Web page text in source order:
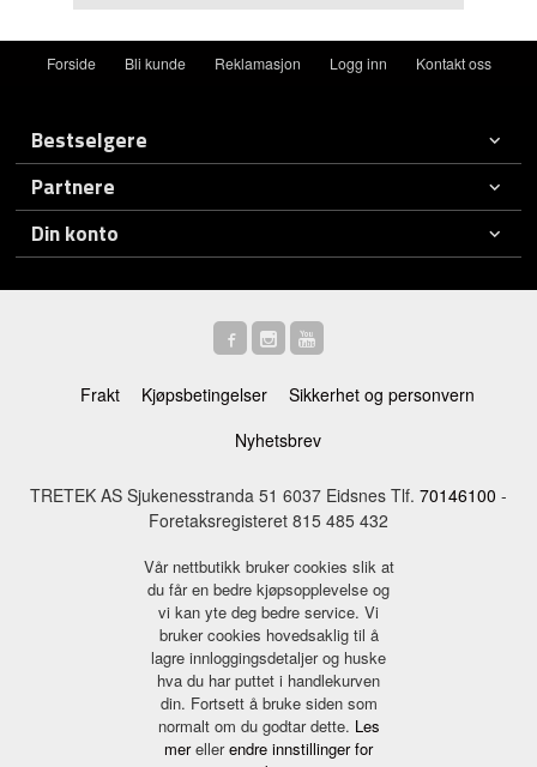
Forside Bli kunde Reklamasjon Logg inn Kontakt oss
Bestselgere
Partnere
Din konto
Frakt Kjøpsbetingelser
Sikkerhet og personvern
Nyhetsbrev
TRETEK AS Sjukenesstranda 51 6037 Eidsnes Tlf. 70146100 -
Foretaksregisteret 815 485 432
Vår nettbutikk bruker cookies slik at
du får en bedre kjøpsopplevelse og
vi kan yte deg bedre service. Vi
bruker cookies hovedsaklig til å
lagre innloggingsdetaljer og huske
hva du har puttet i handlekurven
din. Fortsett å bruke siden som
normalt om du godtar dette. Les
merellerendre innstillinger for